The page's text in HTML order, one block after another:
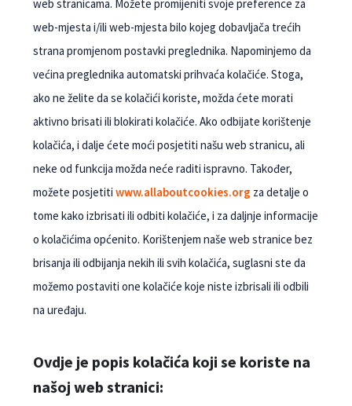
web stranicama. Možete promijeniti svoje preference za
web-mjesta i/ili web-mjesta bilo kojeg dobavljača trećih
strana promjenom postavki preglednika. Napominjemo da
većina preglednika automatski prihvaća kolačiće. Stoga,
ako ne želite da se kolačići koriste, možda ćete morati
aktivno brisati ili blokirati kolačiće. Ako odbijate korištenje
kolačića, i dalje ćete moći posjetiti našu web stranicu, ali
neke od funkcija možda neće raditi ispravno. Također,
možete posjetiti www.allaboutcookies.org za detalje o
tome kako izbrisati ili odbiti kolačiće, i za daljnje informacije
o kolačićima općenito. Korištenjem naše web stranice bez
brisanja ili odbijanja nekih ili svih kolačića, suglasni ste da
možemo postaviti one kolačiće koje niste izbrisali ili odbili
na uređaju.
Ovdje je popis kolačića koji se koriste na
našoj web stranici: